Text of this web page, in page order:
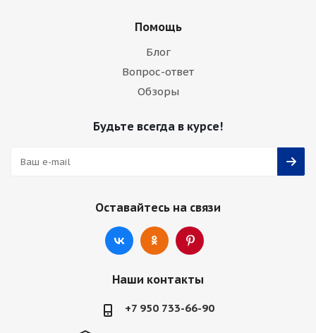
Помощь
Блог
Вопрос-ответ
Обзоры
Будьте всегда в курсе!
Оставайтесь на связи
Наши контакты
+7 950 733-66-90